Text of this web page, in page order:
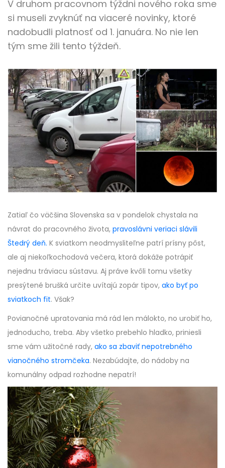
V druhom pracovnom týždni nového roka sme
si museli zvyknúť na viaceré novinky, ktoré
nadobudli platnosť od 1. januára. No nie len
tým sme žili tento týždeň.
Zatiaľ čo väčšina Slovenska sa v pondelok chystala na
návrat do pracovného života, pravoslávni veriaci slávili
Štedrý deň. K sviatkom neodmysliteľne patrí prísny pôst,
ale aj niekoľkochodová večera, ktorá dokáže potrápiť
nejednu tráviacu sústavu. Aj práve kvôli tomu všetky
presýtené brušká určite uvítajú zopár tipov, ako byť po
sviatkoch fit. Však?
Povianočné upratovania má rád len málokto, no urobiť ho,
jednoducho, treba. Aby všetko prebehlo hladko, priniesli
sme vám užitočné rady, ako sa zbaviť nepotrebného
vianočného stromčeka. Nezabúdajte, do nádoby na
komunálny odpad rozhodne nepatrí!